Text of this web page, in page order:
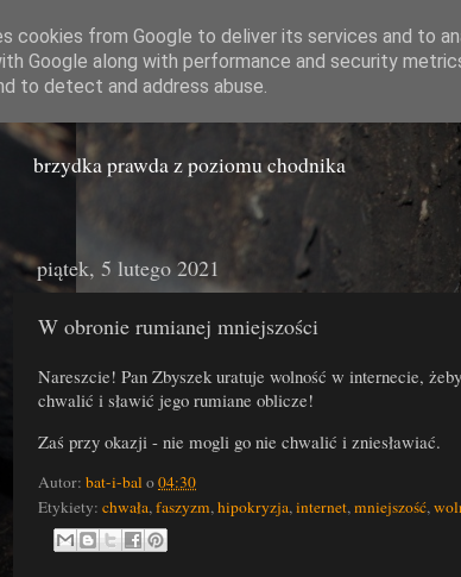
Miasto Gówna
brzydka prawda z poziomu chodnika
piątek, 5 lutego 2021
W obronie rumianej mniejszości
Nareszcie! Pan Zbyszek uratuje wolność w internecie,
chwalić i sławić jego rumiane oblicze!
Zaś przy okazji - nie mogli go nie chwalić i zniesławiać.
Autor: bat-i-balo04:30
Etykiety: chwała,faszyzm,hipokryzja,internet,mniejszość,
cookies from Google to deliver its services and to
Google along with performance and security
to detect and address abuse.